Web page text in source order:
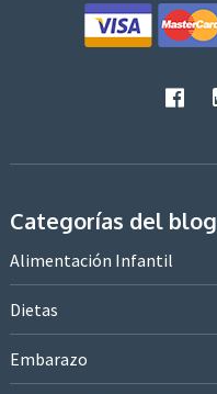
Categorías del blog
Alimentación Infantil
Dietas
Embarazo